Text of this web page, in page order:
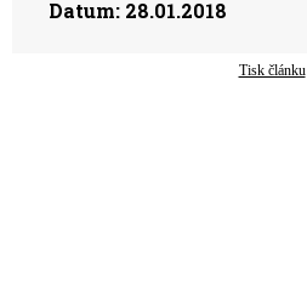
Datum: 28.01.2018
Tisk článku